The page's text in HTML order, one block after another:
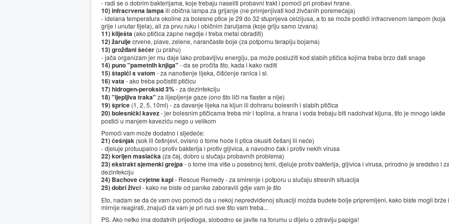
- radi se o dobrim bakterijama, koje trebaju naseliti probavni trakt i pomoći pri probavi hrane.
10) infracrvena lampaili obična lampa za grijanje (ne primjenjivati kod živčanih poremećaja)
- idelana temperatura okoline za bolesne ptice je 29 do 32 stupnjeva celzijusa, a to se može postići infracrvenom lampom (koja
grije i unutar tijela), ali za prvu ruku i običnim žaruljama (koje griju samo izvana)
11) kliješta (ako ptičica zapne negdje i treba metal obraditi)
12) žaruljecrvene, plave, zelene, narančaste boje (za potpornu terapiju bojama)
13) grožđani šečer (u prahu)
- jača organizam jer mu daje lako probavljivu energiju, pa može poslužiti kod slabih ptičica kojima treba brzo dati snage
14) puno "pametnih knjiga"- da se pročita što, kada i kako raditi
15) štapići s vatom - za nanošenje lijeka, čišćenje ranica i sl.
16) vata- ako treba počistiti ptičicu
17) hidrogen-peroksid 3%- za dezinfekciju
18) "ljepljiva traka"za lijepljenje gaze (ono što liči na flaster a nije)
19) šprice (1, 2, 5, 10ml) - za davanje lijeka na kljun ili dohranu bolesnih i slabih ptičica
20) bolesnički kavez- jer bolesnim ptičicama treba mir i toplina, a hrana i voda trebaju biti nadohvat kljuna, što je mnogo lakše
postići u manjem kaveziću nego u velikom
Pomoći vam može dodatno i sljedeće:
21) češnjak (sok ili češnjevi, ovisno o tome hoće li ptica okusiti češanj ili neće)
- djeluje protuupalno i protiv bakterija i protiv gljivica, a navodno čak i protiv nekih virusa
22) korijen maslačka (za čaj, dobro u slučaju probavnih problema)
23) ekstrakt sjemenki grejpa- o tome ima više u posebnoj temi, djeluje protiv bakterija, gljivica i virusa, prirodno je sredstvo i
dezinfekciju
24) Bachove cvjetne kapi- Rescue Remedy - za smirenje i potporu u slučaju stresnih situacija
25) dobri živci- kako ne biste od panike zaboravili gdje vam je što
Eto, nadam se da će vam ovo pomoći da u nekoj nepredviđenoj situaciji možda budete bolje pripremljeni, kako biste mogli brže i
mirnije reagirati, znajući da vam je pri ruci sve što vam treba...
PS. Ako netko ima dodatnih prijedloga, slobodno se javite na forumu u dijelu o zdravlju papiga!